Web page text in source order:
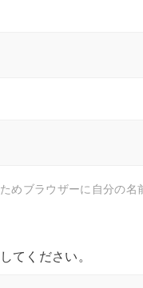
めブラウザーに自分の名
てください。